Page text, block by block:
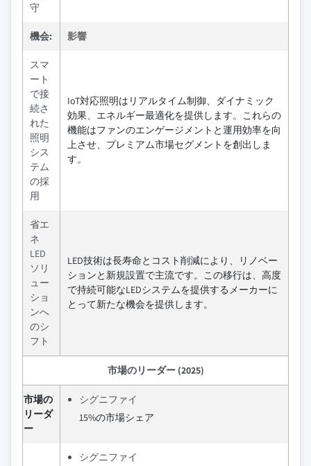
守
機会: 影響
スマ
ート
で接
続さ
れた
照明
シス
テム
の採
用
IoT対応照明はリアルタイム制御、ダイナミック
効果、エネルギー最適化を提供します。これらの
機能はファンのエンゲージメントと運用効率を向
上させ、プレミアム市場セグメントを創出しま
す。
省エ
ネ
LED
ソリ
ュー
ショ
ンへ
のシ
フト
LED技術は長寿命とコスト削減により、リノベー
ションと新規設置で主流です。この移行は、高度
で持続可能なLEDシステムを提供するメーカーに
とって新たな機会を提供します。
市場のリーダー (2025)
市場の
リーダ
ー
シグニファイ
15%の市場シェア
シグニファイ